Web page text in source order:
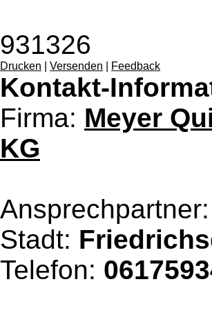
931326
Drucken Versenden Feedback
Kontakt-
Firma: Meyer
KG
Ansprechpartner:
Stadt:
Telefon: